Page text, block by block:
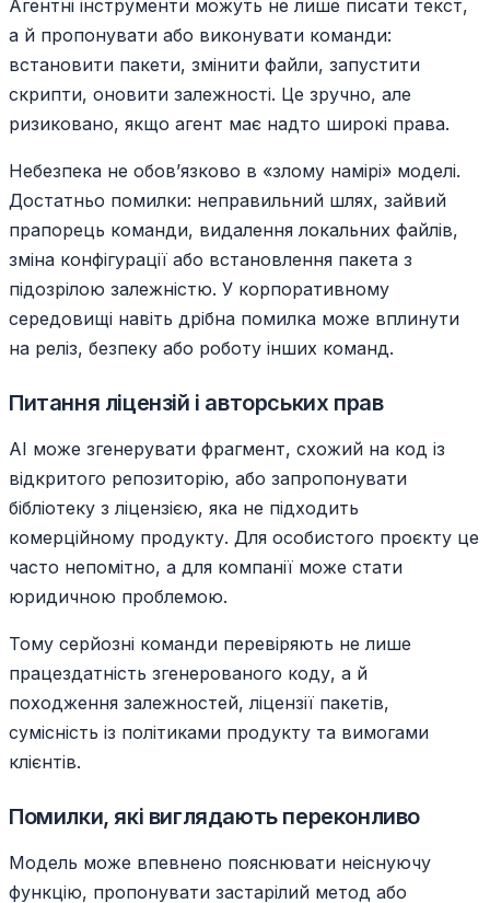
Агентні інструменти можуть не лише писати текст,
а й пропонувати або виконувати команди:
встановити пакети, змінити файли, запустити
скрипти, оновити залежності. Це зручно, але
ризиковано, якщо агент має надто широкі права.
Небезпека не обов’язково в «злому намірі» моделі.
Достатньо помилки: неправильний шлях, зайвий
прапорець команди, видалення локальних файлів,
зміна конфігурації або встановлення пакета з
підозрілою залежністю. У корпоративному
середовищі навіть дрібна помилка може вплинути
на реліз, безпеку або роботу інших команд.
Питання ліцензій і авторських прав
AI може згенерувати фрагмент, схожий на код із
відкритого репозиторію, або запропонувати
бібліотеку з ліцензією, яка не підходить
комерційному продукту. Для особистого проєкту це
часто непомітно, а для компанії може стати
юридичною проблемою.
Тому серйозні команди перевіряють не лише
працездатність згенерованого коду, а й
походження залежностей, ліцензії пакетів,
сумісність із політиками продукту та вимогами
клієнтів.
Помилки, які виглядають переконливо
Модель може впевнено пояснювати неіснуючу
функцію, пропонувати застарілий метод або